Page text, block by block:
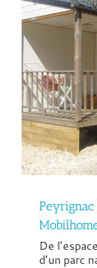
Peyrignac
De
d’un parc